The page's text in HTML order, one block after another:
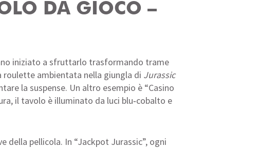
DA GIOCO –
iniziato a sfruttarlo trasformando trame
roulette ambientata nella giungla di Jurassic
la suspense. Un altro esempio è “Casino
il tavolo è illuminato da luci blu‑cobalto e
pellicola. In “Jackpot Jurassic”, ogni